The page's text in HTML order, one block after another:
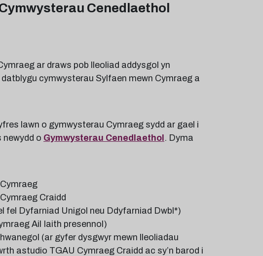
Cenedlaethol
ar draws pob lleoliad addysgol yn
cymwysterau Sylfaen mewn Cymraeg a
lawn o gymwysterau Cymraeg sydd ar gael i
newydd o Gymwysterau Cenedlaethol. Dyma
Craidd
fel Dyfarniad Unigol neu Ddyfarniad Dwbl*)
Ail Iaith presennol)
(ar gyfer dysgwyr mewn lleoliadau
astudio TGAU Cymraeg Craidd ac sy’n barod i